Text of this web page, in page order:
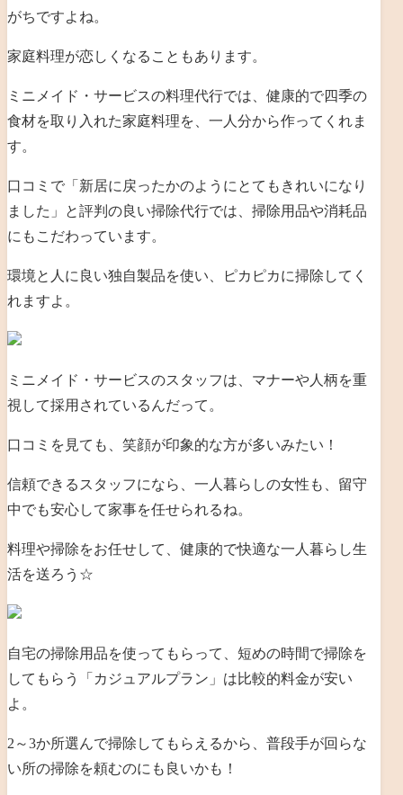
がちですよね。
家庭料理が恋しくなることもあります。
ミニメイド・サービスの料理代行では、健康的で四季の
食材を取り入れた家庭料理を、一人分から作ってくれま
す。
口コミで「 新居に戻ったかのようにとてもきれいになり
ました」と評判の良い掃除代行では、掃除用品や消耗品
にもこだわっています。
環境と人に良い独自製品を使い、ピカピカに掃除してく
れますよ。
ミニメイド・サービスのスタッフは、マナーや人柄を重
視して採用されているんだって。
口コミを見ても、笑顔が印象的な方が多いみたい！
信頼できるスタッフになら、一人暮らしの女性も、留守
中でも安心して家事を任せられるね。
料理や掃除をお任せして、健康的で快適な一人暮らし生
活を送ろう☆
自宅の掃除用品を使ってもらって、短めの時間で掃除を
してもらう「カジュアルプラン」は比較的料金が安い
よ。
2～3か所選んで掃除してもらえるから、普段手が回らな
い所の掃除を頼むのにも良いかも！